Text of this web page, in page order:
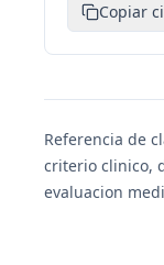
Copiar
Referencia de
criterio clinico,
evaluacion